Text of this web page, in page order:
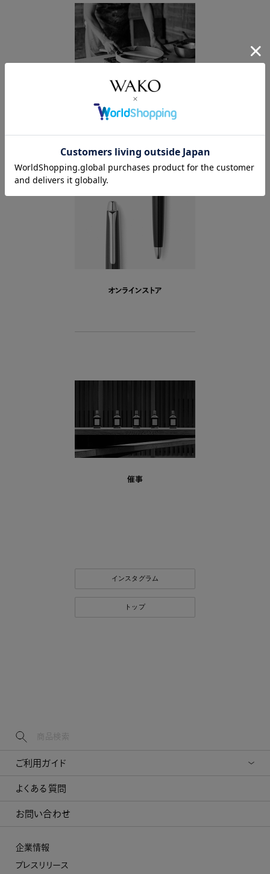
ストーリー
オンラインストア
催事
インスタグラム
トップ
ご利用ガイド
よくある質問
お問い合わせ
企業情報
プレスリリース